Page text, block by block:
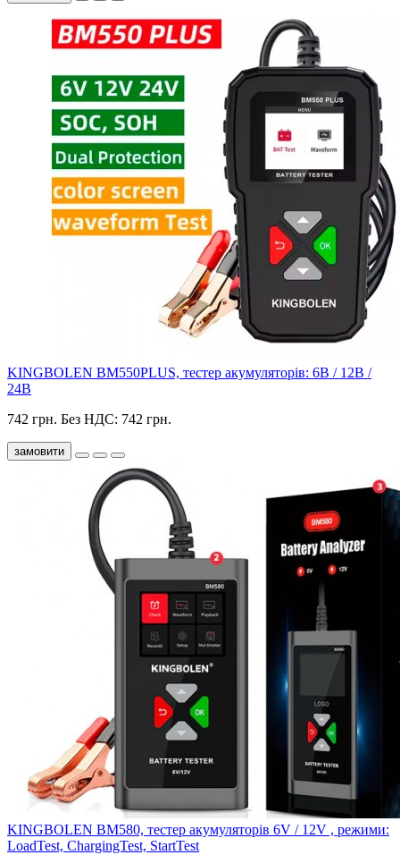
KINGBOLEN BM550PLUS, тестер акумуляторів: 6В / 12В /
24В
742 грн. Без НДС: 742 грн.
замовити
KINGBOLEN BM580, тестер акумуляторів 6V / 12V , режими:
LoadTest, ChargingTest, StartTest